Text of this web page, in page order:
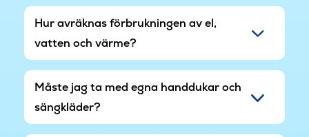
Hur avräknas förbrukningen av el,
vatten och värme?
Måste jag ta med egna handdukar och
sängkläder?